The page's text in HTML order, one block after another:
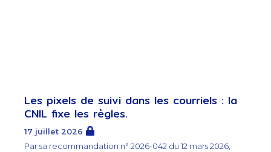
Les pixels de suivi dans les courriels : la
CNIL fixe les règles.
17 juillet 2026
Par sa recommandation n° 2026-042 du 12 mars 2026,